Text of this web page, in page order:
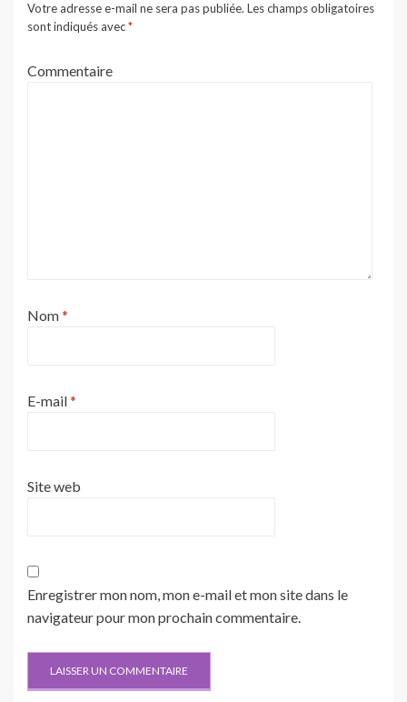
Votre adresse e-mail ne sera pas publiée. Les champs obligatoires
sont indiqués avec*
Commentaire
Nom*
E-mail*
Site web
Enregistrer mon nom, mon e-mail et mon site dans le
navigateur pour mon prochain commentaire.